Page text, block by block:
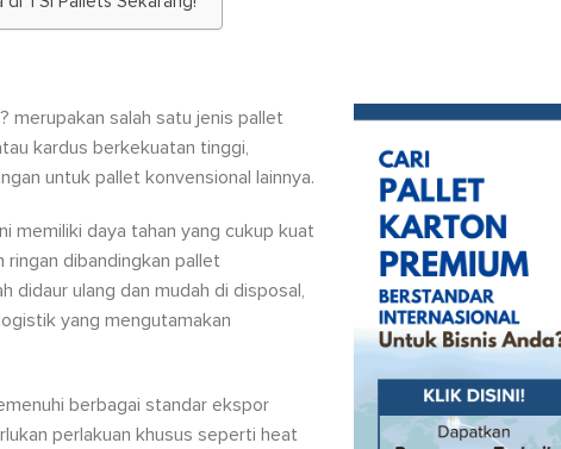
merupakan salah satu jenis pallet
kardus berkekuatan tinggi,
untuk pallet konvensional lainnya.
memiliki daya tahan yang cukup kuat
dibandingkan pallet
didaur ulang dan mudah di disposal,
yang mengutamakan
berbagai standar ekspor
perlakuan khusus seperti heat